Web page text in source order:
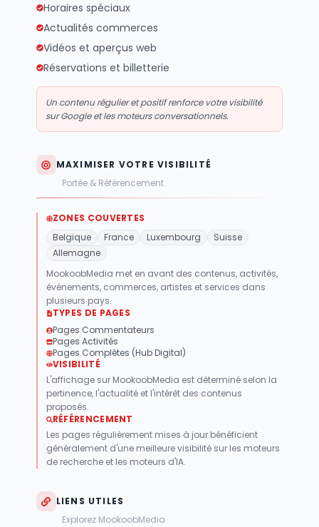
Horaires spéciaux
Actualités commerces
Vidéos et aperçus web
Réservations et billetterie
Un contenu régulier et positif renforce votre visibilité
sur Google et les moteurs conversationnels.
MAXIMISER VOTRE VISIBILITÉ
Portée & Référencement
ZONES COUVERTES
Belgique
France Luxembourg
Suisse
Allemagne
MookoobMedia met en avant des contenus, activités,
événements, commerces, artistes et services dans
plusieurs pays.
TYPES DE PAGES
Pages Commentateurs
Pages Activités
Pages Complètes (Hub Digital)
VISIBILITÉ
L'affichage sur MookoobMedia est déterminé selon la
pertinence, l'actualité et l'intérêt des contenus
proposés.
RÉFÉRENCEMENT
Les pages régulièrement mises à jour bénéficient
généralement d'une meilleure visibilité sur les moteurs
de recherche et les moteurs d'IA.
LIENS UTILES
Explorez MookoobMedia